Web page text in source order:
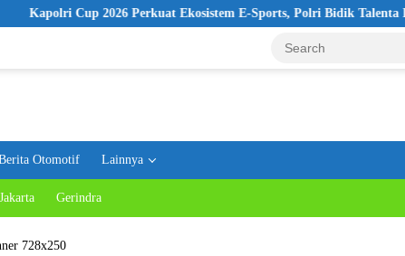
2026 Perkuat Ekosistem E-Sports, Polri Bidik Talenta Digital Berdaya
Otomotif Lainnya
Gerindra